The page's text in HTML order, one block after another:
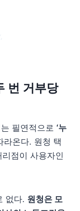
번 거부당
필연적으로 ‘누
라온다. 원청 택
점이 사용자인
없다. 원청은 모